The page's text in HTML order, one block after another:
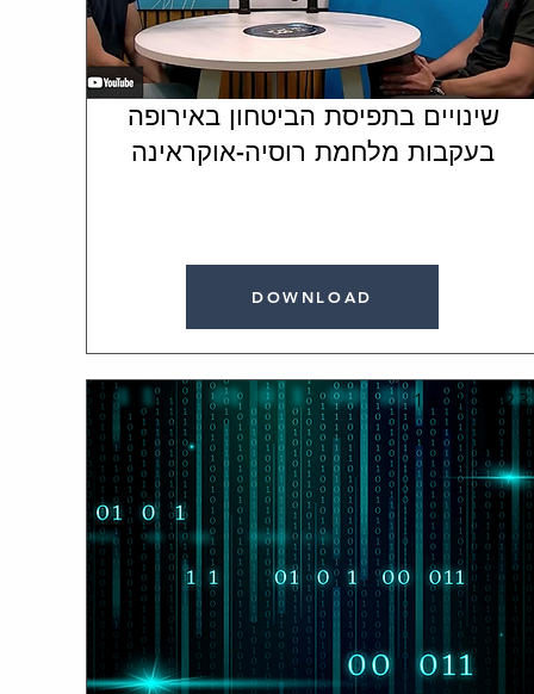
שינויים בתפיסת הביטחון באירופה
בעקבות מלחמת רוסיה-אוקראינה
DOWNLOAD
16.3.2023